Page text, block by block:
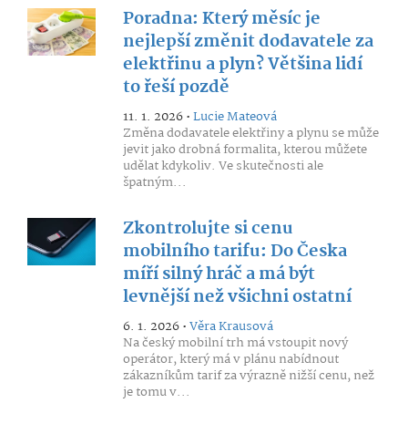
Poradna: Který měsíc je
nejlepší změnit dodavatele za
elektřinu a plyn? Většina lidí
to řeší pozdě
11. 1. 2026 •Lucie Mateová
Změna dodavatele elektřiny a plynu se může
jevit jako drobná formalita, kterou můžete
udělat kdykoliv. Ve skutečnosti ale
špatným...
Zkontrolujte si cenu
mobilního tarifu: Do Česka
míří silný hráč a má být
levnější než všichni ostatní
6. 1. 2026 •Věra Krausová
Na český mobilní trh má vstoupit nový
operátor, který má v plánu nabídnout
zákazníkům tarif za výrazně nižší cenu, než
je tomu v...